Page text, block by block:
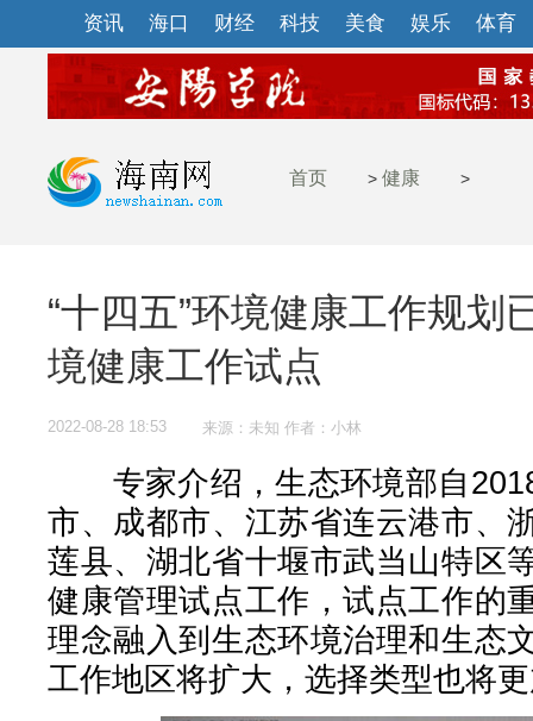
资讯 海口 财经 科技 美食 娱乐 体育
首页 > 健康 >
“十四五”环境健康工作规划
境健康工作试点
2022-08-28 18:53 来源：未知 作者：小林
专家介绍，生态环境部自
市、成都市、江苏省连云港市、
莲县、湖北省十堰市武当山特区
健康管理试点工作，试点工作的
理念融入到生态环境治理和生态
工作地区将扩大，选择类型也将